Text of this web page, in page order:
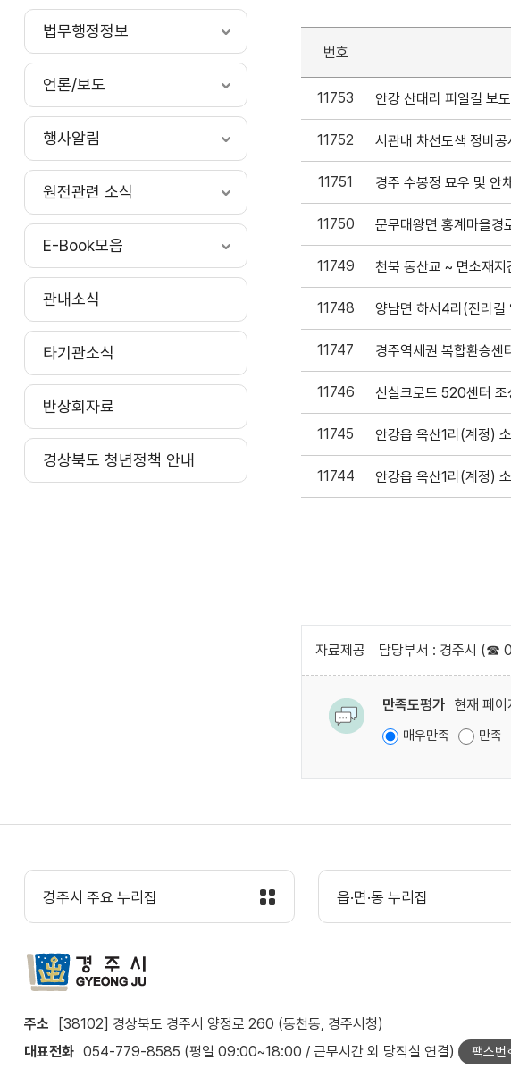
법무행정정보
언론/보도
행사알림
원전관련 소식
E-Book모음
관내소식
타기관소식
반상회자료
경상북도 청년정책 안내
번호
11753
11752
11751
11750
11749 천북 동산교 ~ 면소재
11748
11747
11746
11745
11744
자료제공 담당부서 : 경주시
만족도평가 현재 페
매우만족 만족
경주시 주요 누리집 읍·면·동 누리집
주소
[38102] 경상북도 경주시 양정로 260 (동천동, 경주시청)
대표전화 054-779-8585 (평일 09:00~18:00 / 근무시간 외 당직실 연결) 팩스번